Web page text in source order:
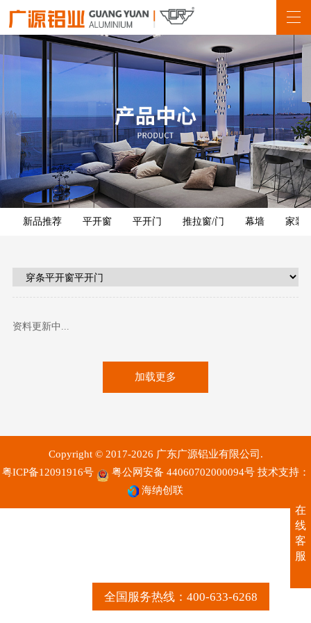
全国服务热线：400-633-6268
新品推荐 平开窗 平开门 推拉窗/门 幕墙 家装
资料更新中...
加载更多
Copyright © 2017-2026 广东广源铝业有限公司.
粤ICP备12091916号
粤公网安备 44060702000094号 技术支持：
海纳创联
在
线
客
服